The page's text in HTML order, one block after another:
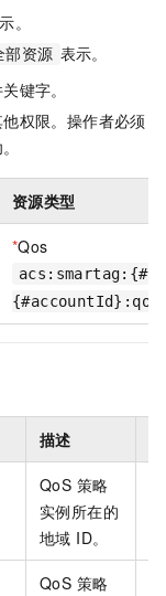
。
部资源 表示。
键字。
权限。操作者必须
资源类型
*Qos
描述
QoS 策略
实例所在的
地域 ID。
QoS 策略